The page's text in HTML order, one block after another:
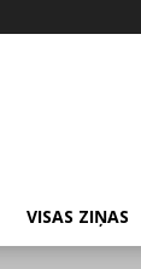
VISAS ZIŅAS